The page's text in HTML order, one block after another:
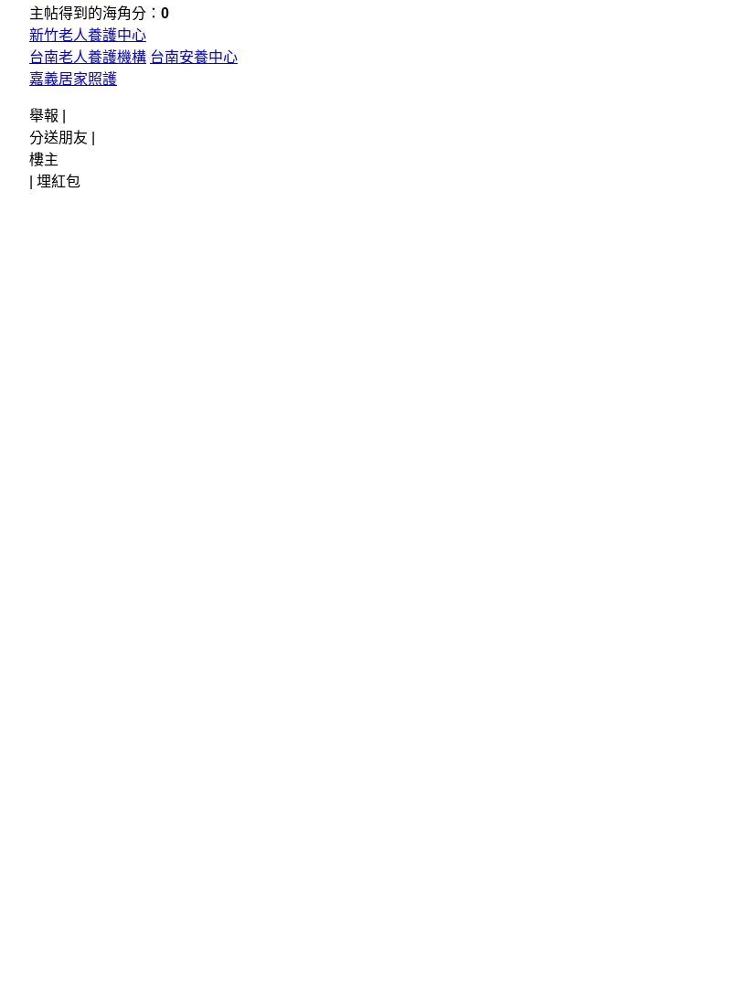
主帖得到的海角分： 0
新竹老人養護中心
台南老人養護機構 台南安養中心
嘉義居家照護
舉報 |
分送朋友 |
樓主
埋紅包